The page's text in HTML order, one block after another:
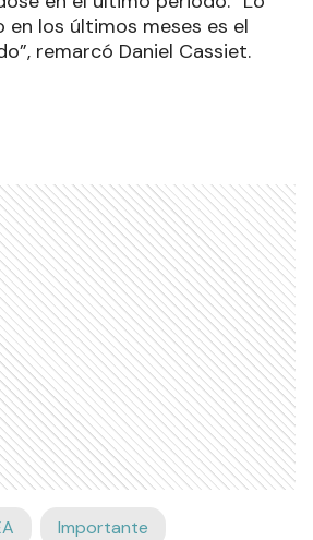
en los últimos meses es el
remarcó Daniel Cassiet.
Importante